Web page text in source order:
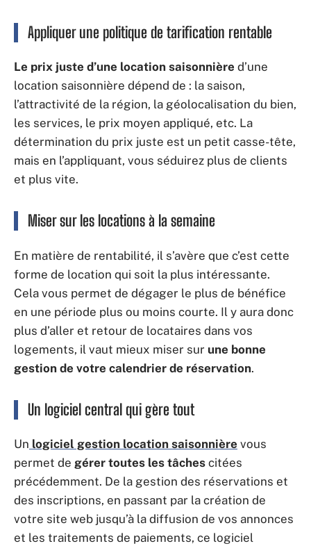
Appliquer une politique de tarification rentable
Le prix juste d’une location saisonnière d’une
location saisonnière dépend de : la saison,
l’attractivité de la région, la géolocalisation du bien,
les services, le prix moyen appliqué, etc. La
détermination du prix juste est un petit casse-tête,
mais en l’appliquant, vous séduirez plus de clients
et plus vite.
Miser sur les locations à la semaine
En matière de rentabilité, il s’avère que c’est cette
forme de location qui soit la plus intéressante.
Cela vous permet de dégager le plus de bénéfice
en une période plus ou moins courte. Il y aura donc
plus d’aller et retour de locataires dans vos
logements, il vaut mieux miser sur une bonne
gestion de votre calendrier de réservation.
Un logiciel central qui gère tout
Un logiciel gestion location saisonnière vous
permet de gérer toutes les tâches citées
précédemment. De la gestion des réservations et
des inscriptions, en passant par la création de
votre site web jusqu’à la diffusion de vos annonces
et les traitements de paiements, ce logiciel